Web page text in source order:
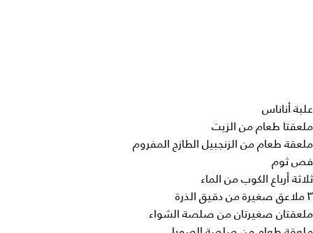
علبة أناناس
ملعقتا طعام من الزيت
ملعقة طعام من الزنجبيل الطازج المفروم
فص ثوم
ثلاثة أرباع الكوب من الماء
٣ ملاعق صغيرة من دقيق الذرة
ملعقتان صغيرتان من صلصة الشواء